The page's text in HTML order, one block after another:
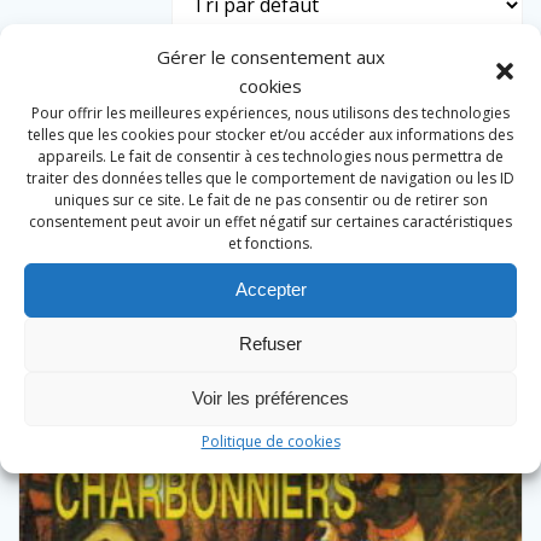
Gérer le consentement aux
cookies
Pour offrir les meilleures expériences, nous utilisons des technologies
telles que les cookies pour stocker et/ou accéder aux informations des
appareils. Le fait de consentir à ces technologies nous permettra de
traiter des données telles que le comportement de navigation ou les ID
uniques sur ce site. Le fait de ne pas consentir ou de retirer son
consentement peut avoir un effet négatif sur certaines caractéristiques
et fonctions.
Accepter
Refuser
Voir les préférences
Politique de cookies